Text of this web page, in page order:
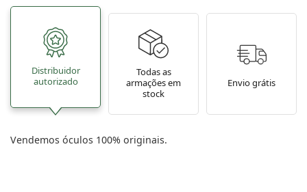
Distribuidor
autorizado
Todas as
armações em
stock
Envio grátis
Vendemos óculos 100% originais.